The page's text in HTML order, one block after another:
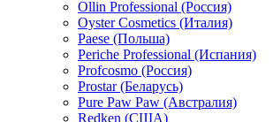
Ollin Professional (Россия)
Oyster Cosmetics (Италия)
Paese (Польша)
Periche Professional (Испания)
Profcosmo (Россия)
Prostar (Беларусь)
Pure Paw Paw (Австралия)
Redken (США)